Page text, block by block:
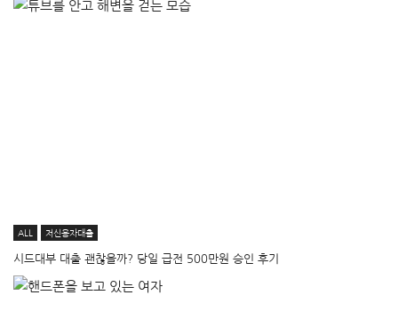
ALL 저신용자대출
시드대부 대출 괜찮을까? 당일 급전 500만원 승인 후기